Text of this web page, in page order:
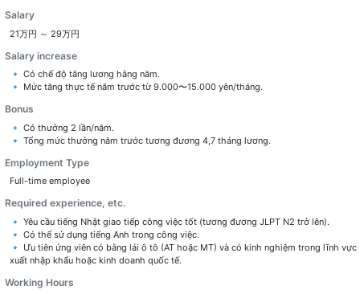
Salary
21万円 ～ 29万円
Salary increase
🔹 Có chế độ tăng lương hằng năm.
🔹 Mức tăng thực tế năm trước từ 9.000〜15.000 yên/tháng.
Bonus
🔹 Có thưởng 2 lần/năm.
🔹 Tổng mức thưởng năm trước tương đương 4,7 tháng lương.
Employment Type
Full-time employee
Required experience, etc.
🔹 Yêu cầu tiếng Nhật giao tiếp công việc tốt (tương đương JLPT N2 trở lên).
🔹 Có thể sử dụng tiếng Anh trong công việc.
🔹 Ưu tiên ứng viên có bằng lái ô tô (AT hoặc MT) và có kinh nghiệm trong lĩnh vực
xuất nhập khẩu hoặc kinh doanh quốc tế.
Working Hours